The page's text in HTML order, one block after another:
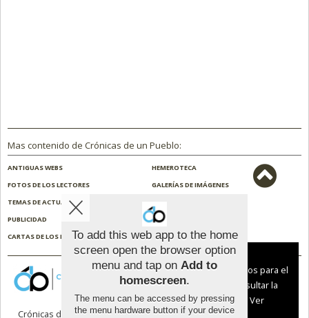
Mas contenido de Crónicas de un Pueblo:
ANTIGUAS WEBS
HEMEROTECA
FOTOS DE LOS LECTORES
GALERÍAS DE IMÁGENES
TEMAS DE ACTUALIDAD
PUBLICIDAD
CONTACTO
CARTAS DE LOS LECTORES
ENCUESTAS
Crónicas de un Pueblo |Términos de uso|
To add this web app to the home
screen open the browser option
menu and tap on Add to
homescreen.
The menu can be accessed by pressing
the menu hardware button if your device
Aviso sobre el Uso de cookies:
Utilizamos cookies nuestras y de terceros para el
funcionamiento del digital. Puedes consultar la
lista de cookies y como desconectarlas.
Ver
nuestra Política de Privacidad y Cookies